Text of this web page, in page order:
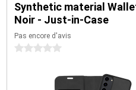
Synthetic material
Noir - Just-in-Case
Pas encore d'avis
0 étoiles